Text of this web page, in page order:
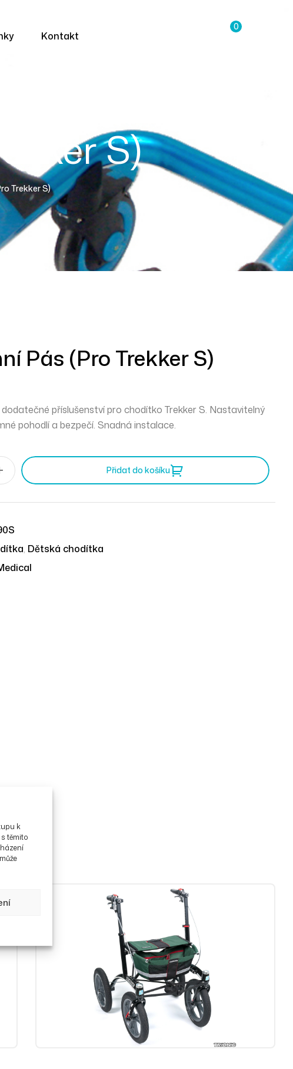
k
těmito
Kontakt
0
S)
Trekker S)
Pás (pro Trekker S)
příslušenství pro chodítko Trekker S. Nastavitelný
pohodlí a bezpečí. Snadná instalace.
Přidat do košíku
, Dětská chodítka